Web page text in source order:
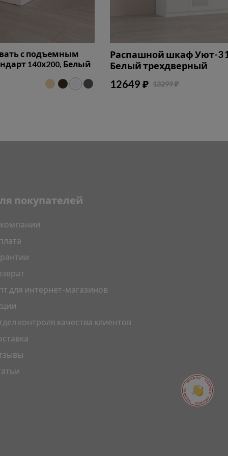
с подъемным
140х200, Белый
Распашной шкаф Уют-3
Белый трехдверный
12649 ₽ 13299 ₽
ПОМОЩЬ ПОМОЩЬ ПОМОЩЬ ПОМОЩЬ
покупателей
для интернет-магазинов
контроля качества клиентов